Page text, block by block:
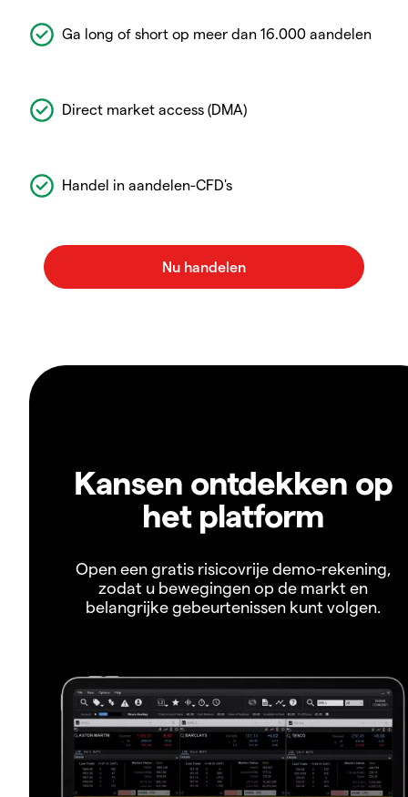
Ga long of short op meer dan 16.000 aandelen
Direct market access (DMA)
Handel in aandelen-CFD's
Kansen ontdekken op
het platform
Open een gratis risicovrije demo-rekening,
zodat u bewegingen op de markt en
belangrijke gebeurtenissen kunt volgen.